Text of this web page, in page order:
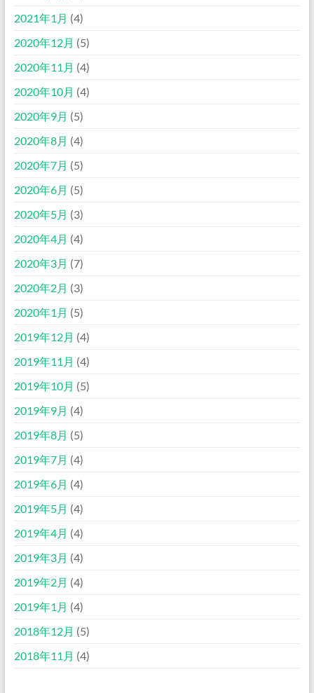
2021年1月 (4)
2020年12月 (5)
2020年11月 (4)
2020年10月 (4)
2020年9月 (5)
2020年8月 (4)
2020年7月 (5)
2020年6月 (5)
2020年5月 (3)
2020年4月 (4)
2020年3月 (7)
2020年2月 (3)
2020年1月 (5)
2019年12月 (4)
2019年11月 (4)
2019年10月 (5)
2019年9月 (4)
2019年8月 (5)
2019年7月 (4)
2019年6月 (4)
2019年5月 (4)
2019年4月 (4)
2019年3月 (4)
2019年2月 (4)
2019年1月 (4)
2018年12月 (5)
2018年11月 (4)